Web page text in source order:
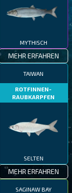
MYTHISCH
MEHR ERFAHREN
TAIWAN
ROTFINNEN-
RAUBKARPFEN
SELTEN
MEHR ERFAHREN
SAGINAW BAY